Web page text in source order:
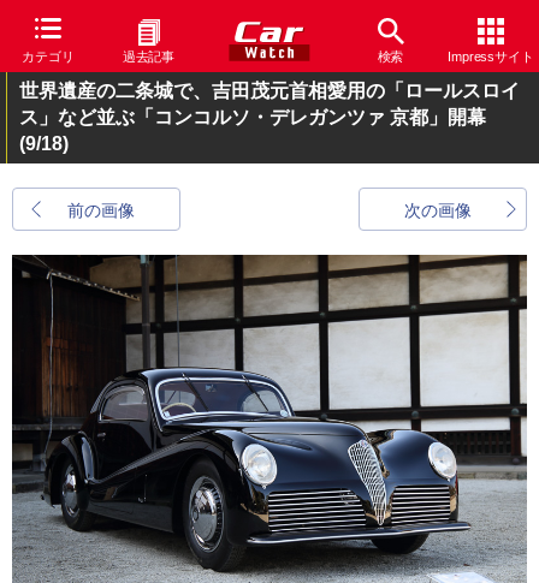
カテゴリ 過去記事 検索 Impressサイト
世界遺産の二条城で、吉田茂元首相愛用の「ロールスロイ
ス」など並ぶ「コンコルソ・デレガンツァ 京都」開幕
(9/18)
前の画像 次の画像